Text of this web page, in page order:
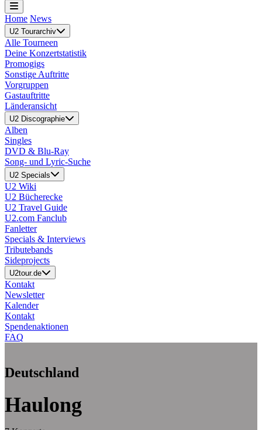
Home News
U2 Tourarchiv
Alle Tourneen
Deine Konzertstatistik
Promogigs
Sonstige Auftritte
Vorgruppen
Gastauftritte
Länderansicht
U2 Discographie
Alben
Singles
DVD & Blu-Ray
Song- und Lyric-Suche
U2 Specials
U2 Wiki
U2 Bücherecke
U2 Travel Guide
U2.com Fanclub
Fanletter
Specials & Interviews
Tributebands
Sideprojects
U2tour.de
Kontakt
Newsletter
Kalender
Kontakt
Spendenaktionen
FAQ
Deutschland
Haulong